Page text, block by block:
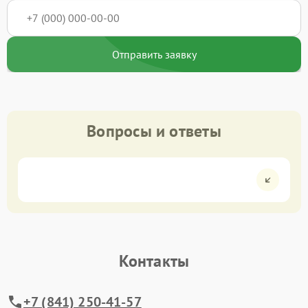
Отправить заявку
Вопросы и ответы
Контакты
+7 (841) 250-41-57